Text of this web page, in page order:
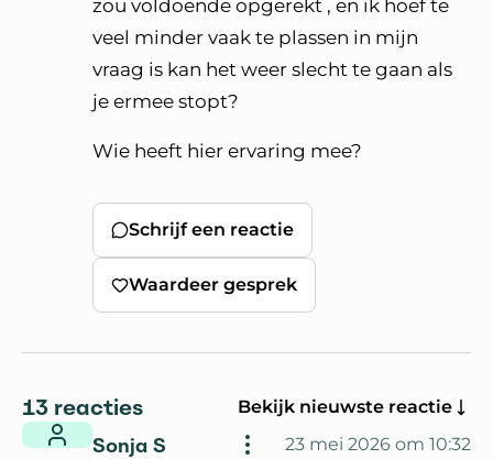
zou voldoende opgerekt , en ik hoef te
veel minder vaak te plassen in mijn
vraag is kan het weer slecht te gaan als
je ermee stopt?
Wie heeft hier ervaring mee?
Schrijf een reactie
Waardeer gesprek
13 reacties Bekijk nieuwste reactie
Sonja S
23 mei 2026 om 10:32